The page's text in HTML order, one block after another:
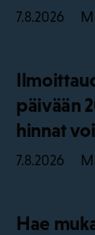
7.8.2026
päivään
hinnat
7.8.2026
Hae